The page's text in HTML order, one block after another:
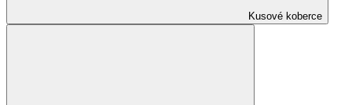
Kusové koberce